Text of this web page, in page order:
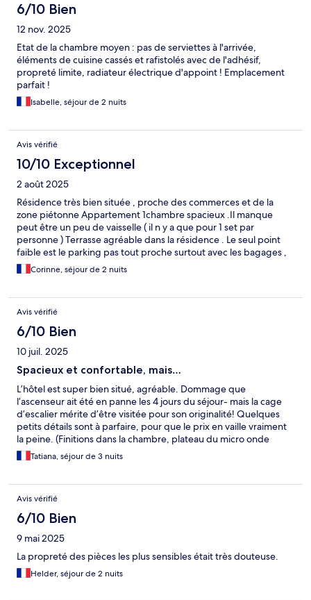
6/10 Bien
12 nov. 2025
Etat de la chambre moyen : pas de serviettes à l'arrivée,
éléments de cuisine cassés et rafistolés avec de l'adhésif,
propreté limite, radiateur électrique d'appoint ! Emplacement
parfait !
Isabelle, séjour de 2 nuits
Avis vérifié
10/10 Exceptionnel
2 août 2025
Résidence très bien située , proche des commerces et de la
zone piétonne Appartement 1chambre spacieux .Il manque
peut être un peu de vaisselle ( il n y a que pour 1 set par
personne ) Terrasse agréable dans la résidence . Le seul point
faible est le parking pas tout proche surtout avec les bagages ,
car le tram passe devant la résidence et donc impossible de s
arrêter devant . Sinon personnel sympa .Nous y avons passé un
Corinne, séjour de 2 nuits
Avis vérifié
6/10 Bien
10 juil. 2025
Spacieux et confortable, mais…
L’hôtel est super bien situé, agréable. Dommage que
l’ascenseur ait été en panne les 4 jours du séjour- mais la cage
d’escalier mérite d’être visitée pour son originalité! Quelques
petits détails sont à parfaire, pour que le prix en vaille vraiment
la peine. (Finitions dans la chambre, plateau du micro onde
adapté, éclairage bien trop léger…).
Tatiana, séjour de 3 nuits
Avis vérifié
6/10 Bien
9 mai 2025
La propreté des pièces les plus sensibles était très douteuse.
Helder, séjour de 2 nuits